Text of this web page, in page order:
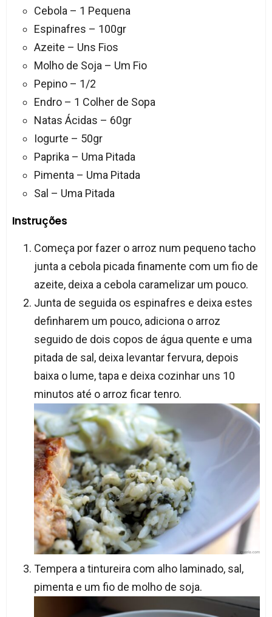
Cebola – 1 Pequena
Espinafres – 100gr
Azeite – Uns Fios
Molho de Soja – Um Fio
Pepino – 1/2
Endro – 1 Colher de Sopa
Natas Ácidas – 60gr
Iogurte – 50gr
Paprika – Uma Pitada
Pimenta – Uma Pitada
Sal – Uma Pitada
Instruções
Começa por fazer o arroz num pequeno tacho
junta a cebola picada finamente com um fio de
azeite, deixa a cebola caramelizar um pouco.
Junta de seguida os espinafres e deixa estes
definharem um pouco, adiciona o arroz
seguido de dois copos de água quente e uma
pitada de sal, deixa levantar fervura, depois
baixa o lume, tapa e deixa cozinhar uns 10
minutos até o arroz ficar tenro.
Tempera a tintureira com alho laminado, sal,
pimenta e um fio de molho de soja.